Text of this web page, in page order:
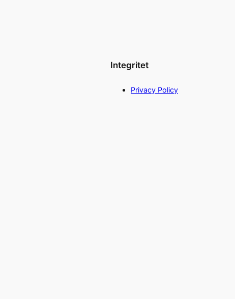
Integritet
Privacy Policy